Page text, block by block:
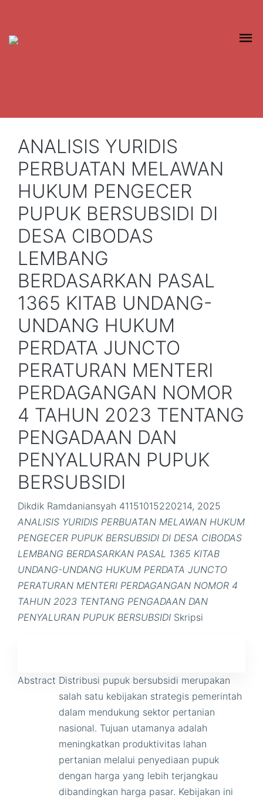
ANALISIS YURIDIS
PERBUATAN MELAWAN
HUKUM PENGECER
PUPUK BERSUBSIDI DI
DESA CIBODAS
LEMBANG
BERDASARKAN PASAL
1365 KITAB UNDANG-
UNDANG HUKUM
PERDATA JUNCTO
PERATURAN MENTERI
PERDAGANGAN NOMOR
4 TAHUN 2023 TENTANG
PENGADAAN DAN
PENYALURAN PUPUK
BERSUBSIDI
Dikdik Ramdaniansyah 41151015220214, 2025
ANALISIS YURIDIS PERBUATAN MELAWAN HUKUM
PENGECER PUPUK BERSUBSIDI DI DESA CIBODAS
LEMBANG BERDASARKAN PASAL 1365 KITAB
UNDANG-UNDANG HUKUM PERDATA JUNCTO
PERATURAN MENTERI PERDAGANGAN NOMOR 4
TAHUN 2023 TENTANG PENGADAAN DAN
PENYALURAN PUPUK BERSUBSIDI Skripsi
Abstract Distribusi pupuk bersubsidi merupakan
salah satu kebijakan strategis pemerintah
dalam mendukung sektor pertanian
nasional. Tujuan utamanya adalah
meningkatkan produktivitas lahan
pertanian melalui penyediaan pupuk
dengan harga yang lebih terjangkau
dibandingkan harga pasar. Kebijakan ini